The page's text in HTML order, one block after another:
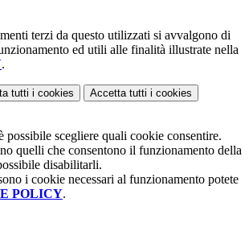
terzi da questo utilizzati si avvalgono di
ed utili alle finalità illustrate nella
.
tutti i cookies Accetta tutti i cookies
possibile scegliere quali cookie consentire.
quelli che consentono il funzionamento della
disabilitarli.
i cookie necessari al funzionamento potete
POLICY.